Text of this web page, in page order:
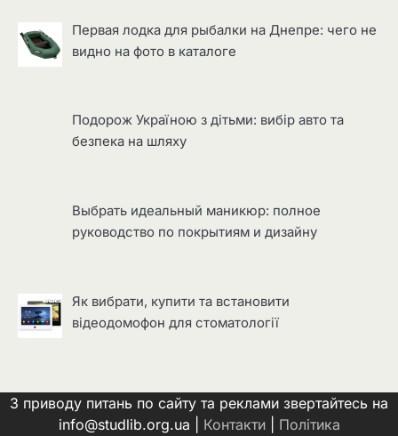
Первая лодка для рыбалки на Днепре: чего не
видно на фото в каталоге
Подорож Україною з дітьми: вибір авто та
безпека на шляху
Выбрать идеальный маникюр: полное
руководство по покрытиям и дизайну
Як вибрати, купити та встановити
відеодомофон для стоматології
З приводу питань по сайту та реклами звертайтесь на
info@studlib.org.ua | Контакти| Політика